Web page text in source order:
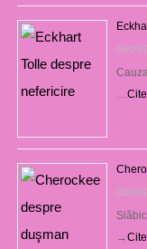
09/09/
08/09/
→